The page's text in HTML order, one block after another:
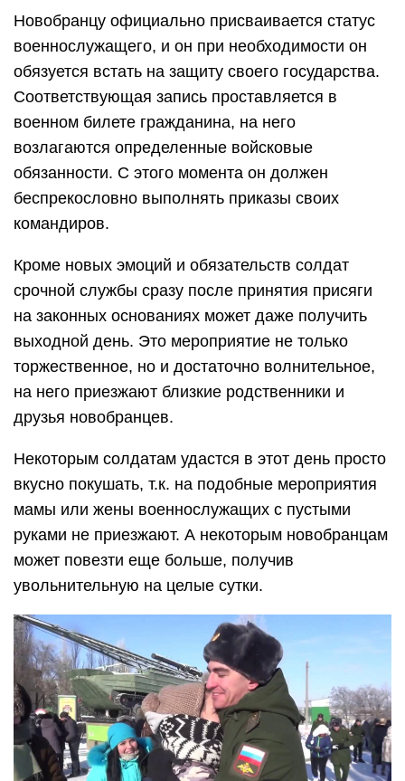
Новобранцу официально присваивается статус
военнослужащего, и он при необходимости он
обязуется встать на защиту своего государства.
Соответствующая запись проставляется в
военном билете гражданина, на него
возлагаются определенные войсковые
обязанности. С этого момента он должен
беспрекословно выполнять приказы своих
командиров.
Кроме новых эмоций и обязательств солдат
срочной службы сразу после принятия присяги
на законных основаниях может даже получить
выходной день. Это мероприятие не только
торжественное, но и достаточно волнительное,
на него приезжают близкие родственники и
друзья новобранцев.
Некоторым солдатам удастся в этот день просто
вкусно покушать, т.к. на подобные мероприятия
мамы или жены военнослужащих с пустыми
руками не приезжают. А некоторым новобранцам
может повезти еще больше, получив
увольнительную на целые сутки.